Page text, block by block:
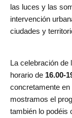
las luces y las
intervención
ciudades y
La celebración de
horario de 16.00-
concretamente en
mostramos el
también lo podéis